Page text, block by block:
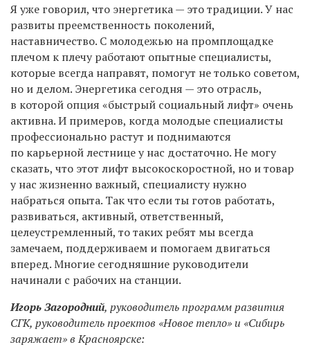
Я уже говорил, что энергетика — это традиции. У нас
развиты преемственность поколений,
наставничество. С молодежью на промплощадке
плечом к плечу работают опытные специалисты,
которые всегда направят, помогут не только советом,
но и делом. Энергетика сегодня — это отрасль,
в которой опция «быстрый социальный лифт» очень
активна. И примеров, когда молодые специалисты
профессионально растут и поднимаются
по карьерной лестнице у нас достаточно. Не могу
сказать, что этот лифт высокоскоростной, но и товар
у нас жизненно важный, специалисту нужно
набраться опыта. Так что если ты готов работать,
развиваться, активный, ответственный,
целеустремленный, то таких ребят мы всегда
замечаем, поддерживаем и помогаем двигаться
вперед. Многие сегодняшние руководители
начинали с рабочих на станции.
Игорь Загородний, руководитель программ развития
СГК, руководитель проектов «Новое тепло» и «Сибирь
заряжает» в Красноярске: